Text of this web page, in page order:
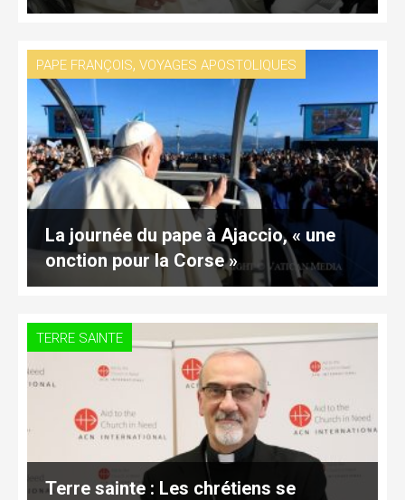
PAPE FRANÇOIS, VOYAGES APOSTOLIQUES
La journée du pape à Ajaccio, « une
onction pour la Corse »
TERRE SAINTE
Terre sainte : Les chrétiens se